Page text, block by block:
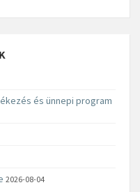
és ünnepi program
2026-08-04